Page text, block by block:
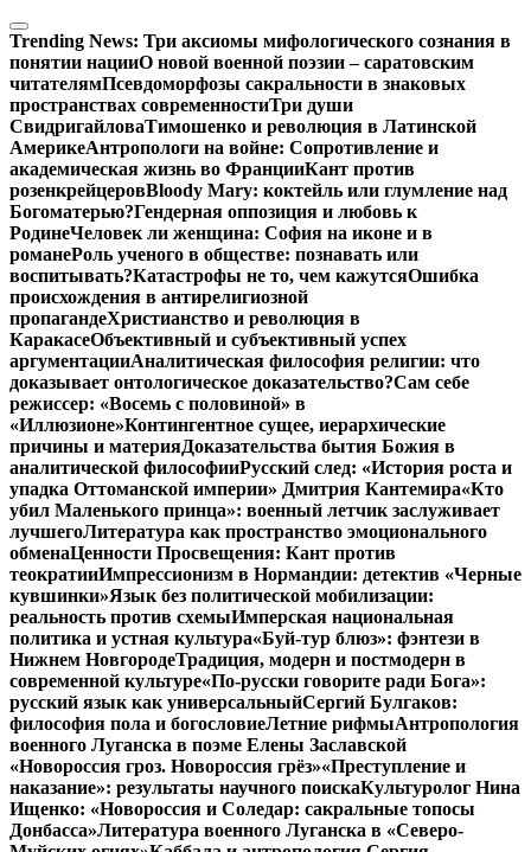
Перейти
к
содержимому
Trending News: Три аксиомы мифологического сознания в
понятии нацииО новой военной поэзии – саратовским
читателямПсевдоморфозы сакральности в знаковых
пространствах современностиТри души
СвидригайловаТимошенко и революция в Латинской
АмерикеАнтропологи на войне: Сопротивление и
академическая жизнь во ФранцииКант против
розенкрейцеровBloody Mary: коктейль или глумление над
Богоматерью?Гендерная оппозиция и любовь к
РодинеЧеловек ли женщина: София на иконе и в
романеРоль ученого в обществе: познавать или
воспитывать?Катастрофы не то, чем кажутсяОшибка
происхождения в антирелигиозной
пропагандеХристианство и революция в
КаракасеОбъективный и субъективный успех
аргументацииАналитическая философия религии: что
доказывает онтологическое доказательство?Сам себе
режиссер: «Восемь с половиной» в
«Иллюзионе»Контингентное сущее, иерархические
причины и материяДоказательства бытия Божия в
аналитической философииРусский след: «История роста и
упадка Оттоманской империи» Дмитрия Кантемира«Кто
убил Маленького принца»: военный летчик заслуживает
лучшегоЛитература как пространство эмоционального
обменаЦенности Просвещения: Кант против
теократииИмпрессионизм в Нормандии: детектив «Черные
кувшинки»Язык без политической мобилизации:
реальность против схемыИмперская национальная
политика и устная культура«Буй-тур блюз»: фэнтези в
Нижнем НовгородеТрадиция, модерн и постмодерн в
современной культуре«По-русски говорите ради Бога»:
русский язык как универсальныйСергий Булгаков:
философия пола и богословиеЛетние рифмыАнтропология
военного Луганска в поэме Елены Заславской
«Новороссия гроз. Новороссия грёз»«Преступление и
наказание»: результаты научного поискаКультуролог Нина
Ищенко: «Новороссия и Соледар: сакральные топосы
Донбасса»Литература военного Луганска в «Северо-